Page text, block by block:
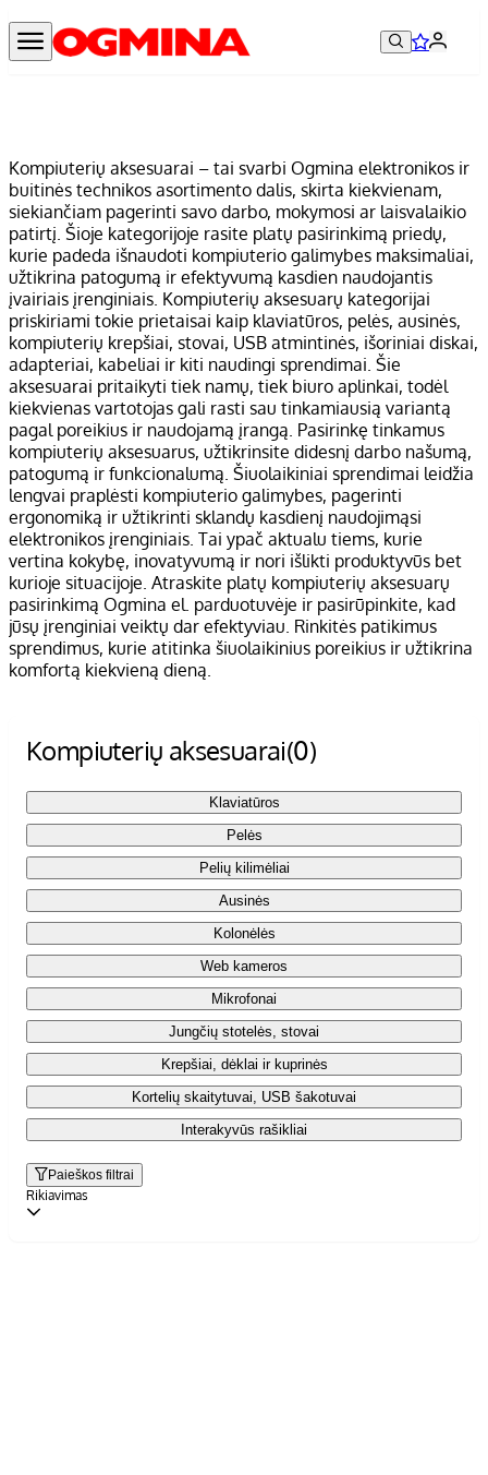
Kompiuterių aksesuarai – tai svarbi Ogmina elektronikos ir
buitinės technikos asortimento dalis, skirta kiekvienam,
siekiančiam pagerinti savo darbo, mokymosi ar laisvalaikio
patirtį. Šioje kategorijoje rasite platų pasirinkimą priedų,
kurie padeda išnaudoti kompiuterio galimybes maksimaliai,
užtikrina patogumą ir efektyvumą kasdien naudojantis
įvairiais įrenginiais. Kompiuterių aksesuarų kategorijai
priskiriami tokie prietaisai kaip klaviatūros, pelės, ausinės,
kompiuterių krepšiai, stovai, USB atmintinės, išoriniai diskai,
adapteriai, kabeliai ir kiti naudingi sprendimai. Šie
aksesuarai pritaikyti tiek namų, tiek biuro aplinkai, todėl
kiekvienas vartotojas gali rasti sau tinkamiausią variantą
pagal poreikius ir naudojamą įrangą. Pasirinkę tinkamus
kompiuterių aksesuarus, užtikrinsite didesnį darbo našumą,
patogumą ir funkcionalumą. Šiuolaikiniai sprendimai leidžia
lengvai praplėsti kompiuterio galimybes, pagerinti
ergonomiką ir užtikrinti sklandų kasdienį naudojimąsi
elektronikos įrenginiais. Tai ypač aktualu tiems, kurie
vertina kokybę, inovatyvumą ir nori išlikti produktyvūs bet
kurioje situacijoje. Atraskite platų kompiuterių aksesuarų
pasirinkimą Ogmina el. parduotuvėje ir pasirūpinkite, kad
jūsų įrenginiai veiktų dar efektyviau. Rinkitės patikimus
sprendimus, kurie atitinka šiuolaikinius poreikius ir užtikrina
komfortą kiekvieną dieną.
Kompiuterių aksesuarai(0)
Klaviatūros
Pelės
Pelių kilimėliai
Ausinės
Kolonėlės
Web kameros
Mikrofonai
Jungčių stotelės, stovai
Krepšiai, dėklai ir kuprinės
Kortelių skaitytuvai, USB šakotuvai
Interakyvūs rašikliai
Paieškos filtrai
Rikiavimas